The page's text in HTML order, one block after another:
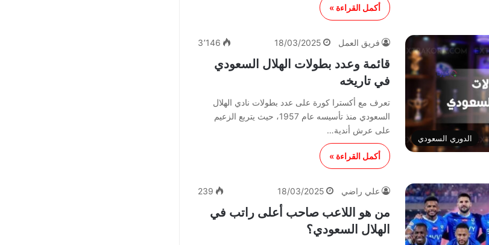
أكمل القراءة »
الدوري السعودي
فريق العمل 18/03/2025 3٬146
قائمة وعدد بطولات الهلال السعودي
في تاريخه
تعرف مع أكسترا كورة على عدد بطولات نادي الهلال
السعودي منذ تأسيسه عام 1957، حيث يتربع الزعيم
على عرش أندية…
أكمل القراءة »
علي راضي 18/03/2025
239
من هو اللاعب صاحب أعلى راتب في
الهلال السعودي؟